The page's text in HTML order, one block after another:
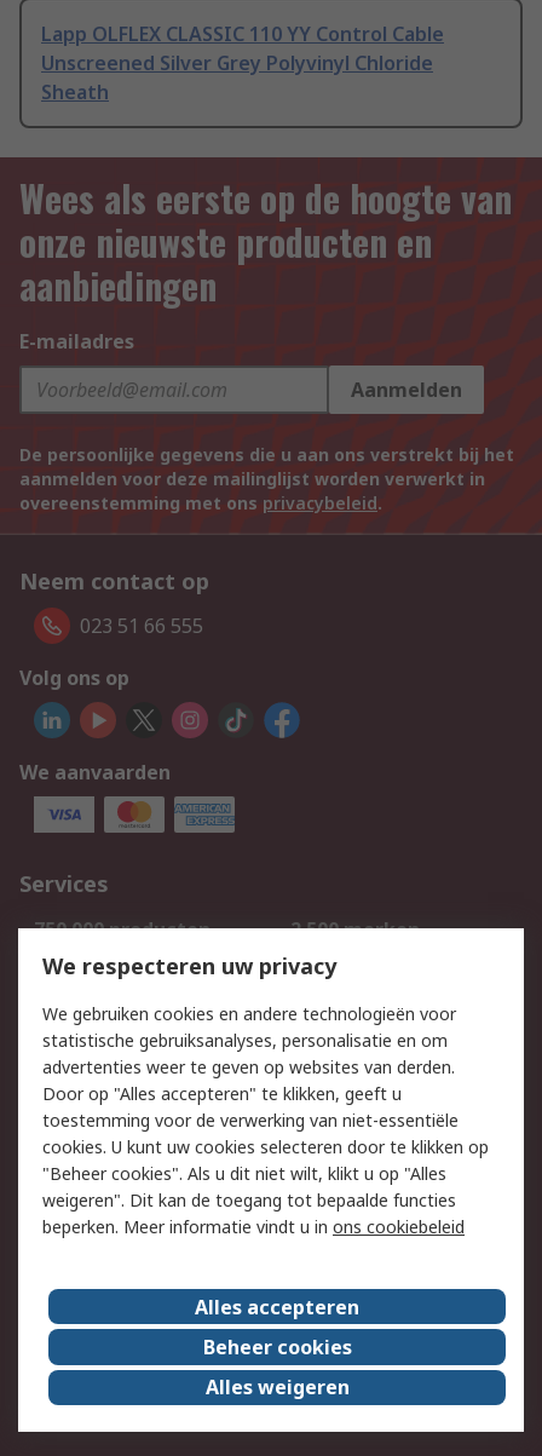
Lapp OLFLEX CLASSIC 110 YY Control Cable
Unscreened Silver Grey Polyvinyl Chloride
Sheath
Wees als eerste op de hoogte van
onze nieuwste producten en
aanbiedingen
E-mailadres
Aanmelden
De persoonlijke gegevens die u aan ons verstrekt bij het
aanmelden voor deze mailinglijst worden verwerkt in
overeenstemming met ons privacybeleid.
Neem contact op
023 51 66 555
Volg ons op
We aanvaarden
Services
750.000 producten
2.500 merken
Bestellen
Inkoopoplossingen
Track & Trace
Wettelijk
Cookiebeleid
Email veiligheid
Privacybeleid
Websitevoorwaarden
Algemene
verkoopvoorwaarden
Over RS
RS Group
Over ons
RS wereldwijd
Werken bij RS
ESG
We respecteren uw privacy
We gebruiken cookies en andere technologieën voor
statistische gebruiksanalyses, personalisatie en om
advertenties weer te geven op websites van derden.
Door op "Alles accepteren" te klikken, geeft u
toestemming voor de verwerking van niet-essentiële
cookies. U kunt uw cookies selecteren door te klikken op
"Beheer cookies". Als u dit niet wilt, klikt u op "Alles
weigeren". Dit kan de toegang tot bepaalde functies
beperken. Meer informatie vindt u in ons cookiebeleid
Alles accepteren
Beheer cookies
Alles weigeren